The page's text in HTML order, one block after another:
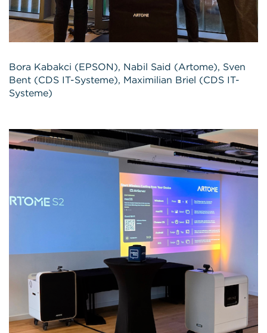
Bora Kabakci (EPSON), Nabil Said (Artome), Sven
Bent (CDS IT-Systeme), Maximilian Briel (CDS IT-
Systeme)